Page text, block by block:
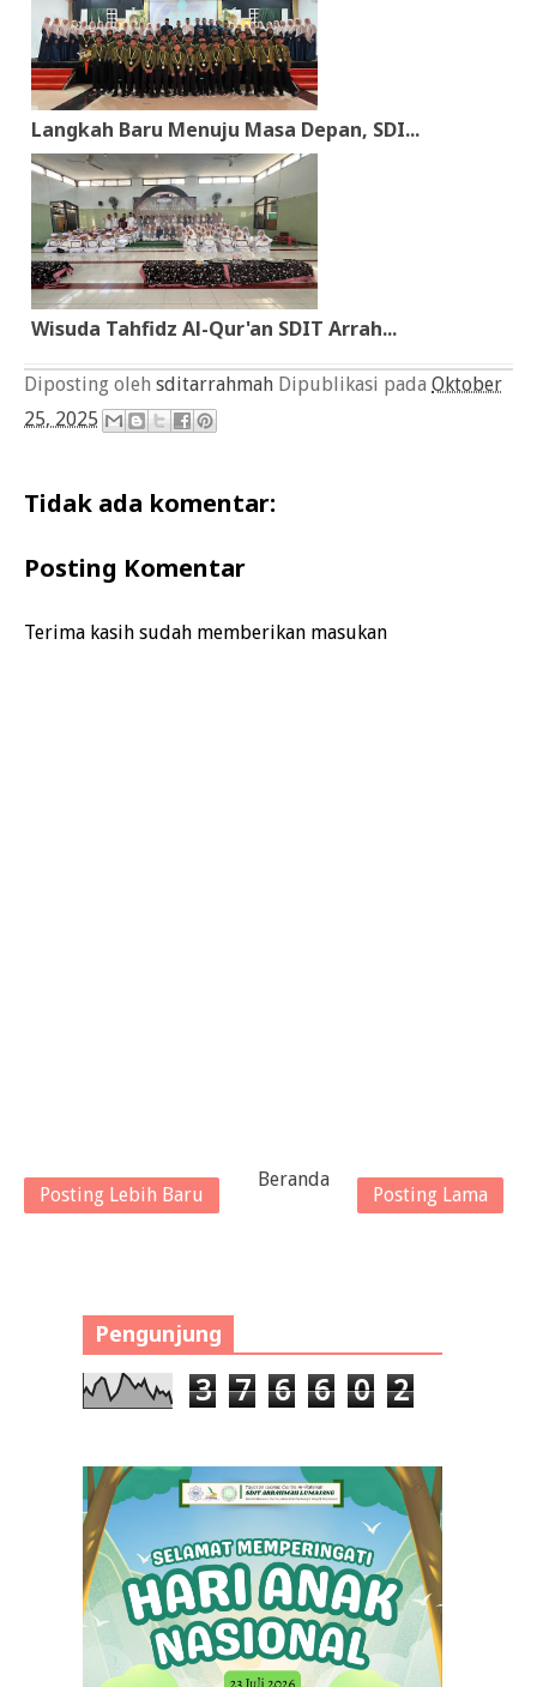
Langkah Baru Menuju Masa Depan, SDI...
Wisuda Tahfidz Al-Qur'an SDIT Arrah...
Diposting oleh sditarrahmah Dipublikasi pada Oktober
25, 2025
Tidak ada komentar:
Posting Komentar
Terima kasih sudah memberikan masukan
Posting Lebih Baru Posting Lama
Beranda
Pengunjung
3 7 6 6 0 2